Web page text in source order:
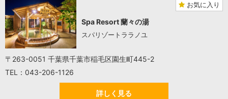
お気に入り
Spa Resort 蘭々の湯
スパリゾートララノユ
〒263-0051 千葉県千葉市稲毛区園生町445-2
TEL：043-206-1126
詳しく見る